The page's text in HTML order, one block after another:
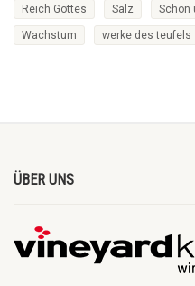
Reich Gottes Salz Schon
Wachstum werke des teufels
ÜBER UNS